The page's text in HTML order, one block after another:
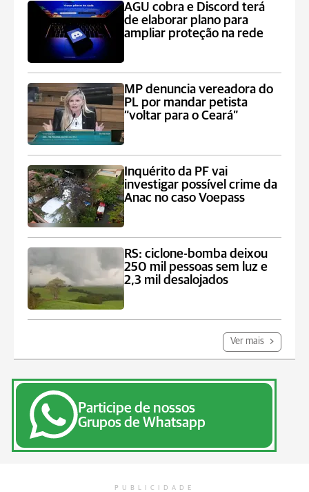
AGU cobra e Discord terá
de elaborar plano para
ampliar proteção na rede
MP denuncia vereadora do
PL por mandar petista
“voltar para o Ceará”
Inquérito da PF vai
investigar possível crime da
Anac no caso Voepass
RS: ciclone-bomba deixou
250 mil pessoas sem luz e
2,3 mil desalojados
Ver mais
Participe de nossos
Grupos de Whatsapp
PUBLICIDADE